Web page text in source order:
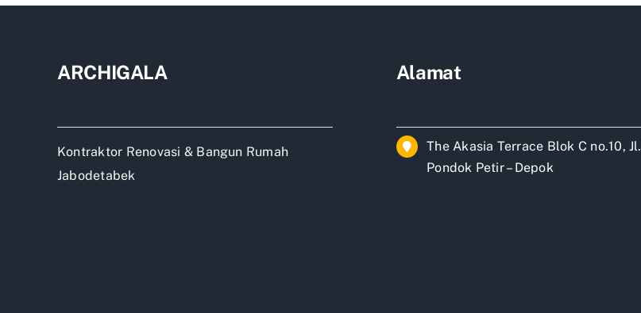
lantai
ARCHIGALA
Kontraktor Renovasi & Bangun Rumah
Jabodetabek
Alamat
The Akasia Terrace Blok C no.10, Jl.
Pondok Petir – Depok